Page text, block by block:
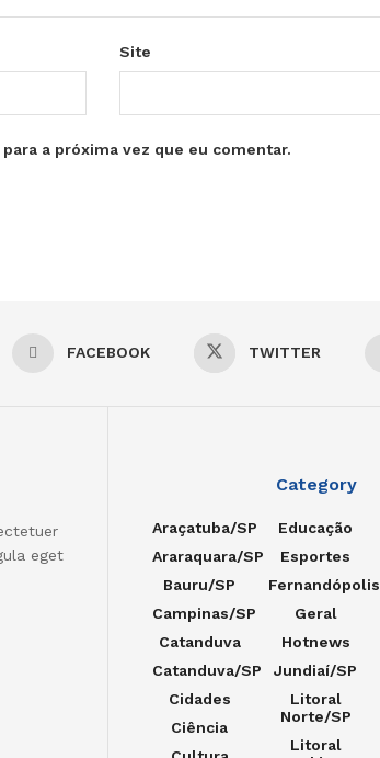
Site
a próxima vez que eu comentar.
FACEBOOK TWITTER
eget
Category
Araçatuba/SP
Araraquara/SP
Bauru/SP
Campinas/SP
Catanduva
Catanduva/SP
Cidades
Ciência
Educação
Esportes
Fernandópolis
Geral
Hotnews
Jundiaí/SP
Litoral
Norte/SP
Litoral